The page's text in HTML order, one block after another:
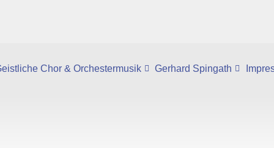
Chor & Orchestermusik Gerhard Spingath